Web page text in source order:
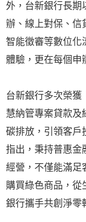
外，台新銀行長期
辦、線上對保、信
智能徵審等數位化
體驗，更在每個申
台新銀行多次榮獲
慧納管專案貸款及
碳排放，引領客戶
指出，秉持普惠金
經營，不僅能滿足
購買綠色商品，從
銀行攜手共創淨零